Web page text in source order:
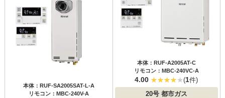
本体：RUF-SA2005SAT-L-A
リモコン：MBC-240V-A
本体：RUF-A2005AT-C
リモコン：MBC-240VC-A
4.00 (1件)
20号都市ガス